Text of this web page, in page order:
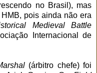
no Brasil), mas
pois ainda não era
Medieval Battle
Internacional de
(árbitro chefe) foi